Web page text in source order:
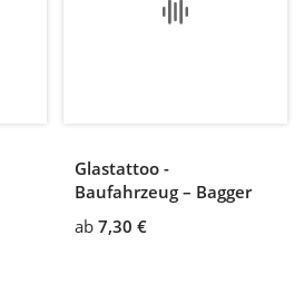
Glastattoo -
Baufahrzeug – Bagger
ab 7,30 €